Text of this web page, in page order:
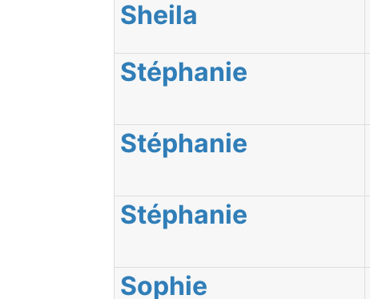
Sheila
Stéphanie
Stéphanie
Stéphanie
Sophie